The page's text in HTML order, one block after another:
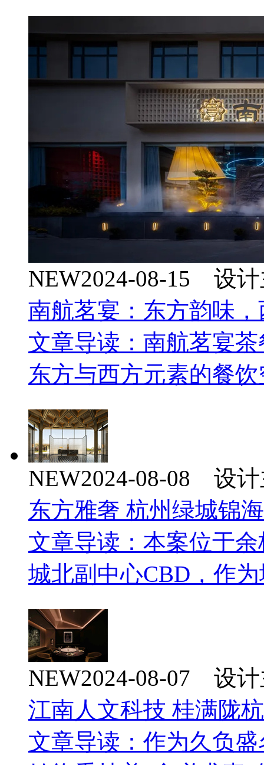
NEW2024-08-15 设
南航茗宴：东方韵味
文章导读：南航茗宴
东方与西方元素的餐
NEW2024-08-08 设
东方雅奢 杭州绿城锦
文章导读：本案位于
城北副中心CBD，作
NEW2024-08-07 设
江南人文科技 桂满陇
文章导读：作为久负